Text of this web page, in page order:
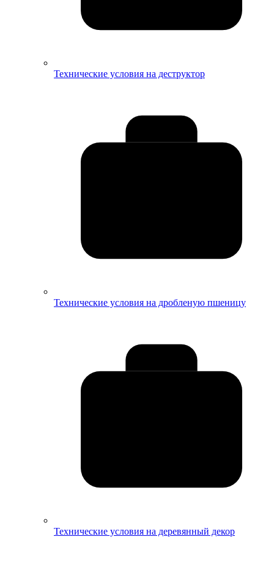
Технические условия на деструктор
Технические условия на дробленую пшеницу
Технические условия на деревянный декор